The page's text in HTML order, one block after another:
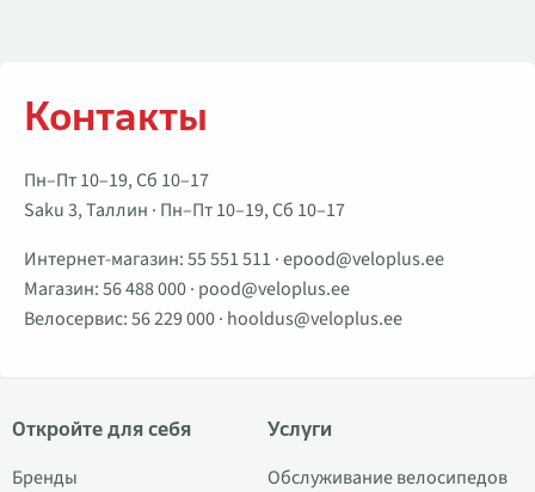
Контакты
Пн–Пт 10–19, Сб 10–17
Saku 3, Таллин · Пн–Пт 10–19, Сб 10–17
Интернет-магазин:55 551 511 ·epood@veloplus.ee
Магазин:56 488 000· pood@veloplus.ee
Велосервис:56 229 000· hooldus@veloplus.ee
Откройте для себя
Бренды
Услуги
Обслуживание велосипедов